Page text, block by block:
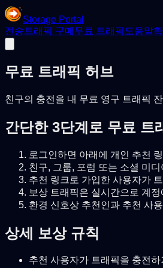
Storage Portal
전송 트래픽 구매 무료 트래픽 도움말
무료 트래픽 허브
친구의 충전을 내 무료 영구 트래픽
간단한 3단계로 무료 트
로그인하면 아래에 개인 추천
친구, 그룹, 포럼 또는 소셜 미
추천 링크로 가입한 사용자가
보상 트래픽은 실시간으로 계
환경 신호상 추천인과 추천 사
상세 보상 규칙
추천 사용자가 트래픽을 충전